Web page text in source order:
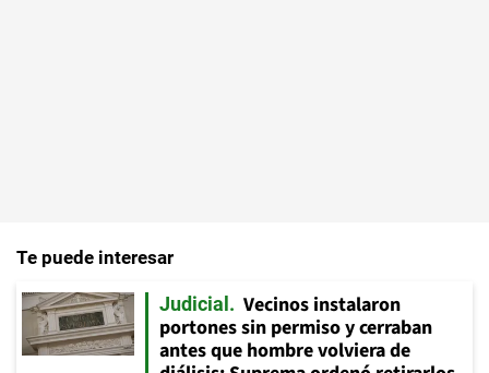
Te puede interesar
Judicial
Vecinos instalaron
portones sin permiso y cerraban
antes que hombre volviera de